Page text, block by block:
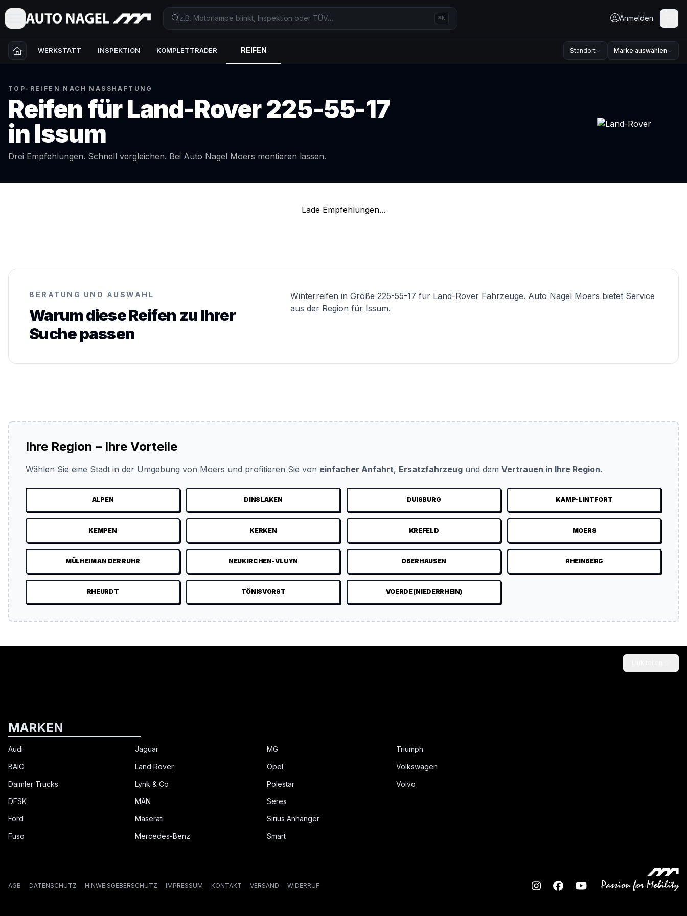
⌘K Anmelden
WERKSTATT INSPEKTION KOMPLETTRÄDER REIFEN Standort Marke auswählen
TOP-REIFEN NACH NASSHAFTUNG
Reifen fürLand-Rover225-55-17
inIssum
Drei Empfehlungen. Schnell vergleichen. Bei Auto Nagel Moers montieren lassen.
Lade Empfehlungen...
BERATUNG UND AUSWAHL
Warum diese Reifen zu Ihrer
Suche passen
Winterreifen in Größe 225-55-17 für Land-Rover Fahrzeuge. Auto Nagel Moers bietet Service
aus der Region für Issum.
Ihre Region – Ihre Vorteile
Wählen Sie eine Stadt in der Umgebung von Moers und profitieren Sie von einfacher Anfahrt, Ersatzfahrzeug und dem Vertrauen in Ihre Region.
ALPEN DINSLAKEN DUISBURG KAMP-LINTFORT
KEMPEN KERKEN KREFELD MOERS
MÜLHEIM AN DER RUHR NEUKIRCHEN-VLUYN OBERHAUSEN RHEINBERG
RHEURDT TÖNISVORST VOERDE (NIEDERRHEIN)
MARKEN
Audi
BAIC
Daimler Trucks
DFSK
Ford
Fuso
Jaguar
Land Rover
Lynk & Co
MAN
Maserati
Mercedes-Benz
MG
Opel
Polestar
Seres
Sirius Anhänger
Smart
Triumph
Volkswagen
Volvo
AGB DATENSCHUTZ HINWEISGEBERSCHUTZ IMPRESSUM KONTAKT VERSAND WIDERRUF